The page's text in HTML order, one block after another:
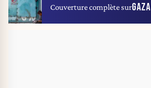
Couverture complète surGAZA